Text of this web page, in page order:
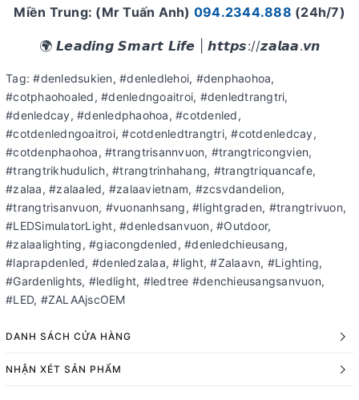
Miền Trung: (Mr Tuấn Anh) 094.2344.888 (24h/7)
🌍 𝙇𝙚𝙖𝙙𝙞𝙣𝙜 𝙎𝙢𝙖𝙧𝙩 𝙇𝙞𝙛𝙚 | 𝙝𝙩𝙩𝙥𝙨://𝙯𝙖𝙡𝙖𝙖.𝙫𝙣
Tag: #denledsukien, #denledlehoi, #denphaohoa,
#cotphaohoaled, #denledngoaitroi, #denledtrangtri,
#denledcay, #denledphaohoa, #cotdenled,
#cotdenledngoaitroi, #cotdenledtrangtri, #cotdenledcay,
#cotdenphaohoa, #trangtrisannvuon, #trangtricongvien,
#trangtrikhudulich, #trangtrinhahang, #trangtriquancafe,
#zalaa, #zalaaled, #zalaavietnam, #zcsvdandelion,
#trangtrisanvuon, #vuonanhsang, #lightgraden, #trangtrivuon,
#LEDSimulatorLight, #denledsanvuon, #Outdoor,
#zalaalighting, #giacongdenled, #denledchieusang,
#laprapdenled, #denledzalaa, #light, #Zalaavn, #Lighting,
#Gardenlights, #ledlight, #ledtree #denchieusangsanvuon,
#LED, #ZALAAjscOEM
DANH SÁCH CỬA HÀNG
NHẬN XÉT SẢN PHẨM